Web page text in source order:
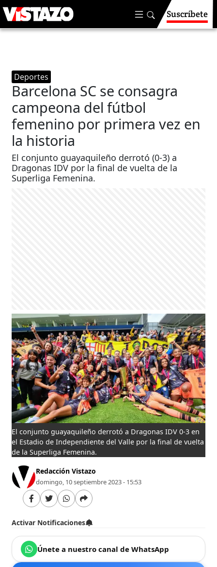
Suscríbete
Deportes
Barcelona SC se consagra
campeona del fútbol
femenino por primera vez en
la historia
El conjunto guayaquileño derrotó (0-3) a
Dragonas IDV por la final de vuelta de la
Superliga Femenina.
El conjunto guayaquileño derrotó a Dragonas IDV 0-3 en
el Estadio de Independiente del Valle por la final de vuelta
de la Superliga Femenina.
Redacción Vistazo
domingo, 10 septiembre 2023 - 15:53
Activar Notificaciones
Únete a nuestro canal de WhatsApp